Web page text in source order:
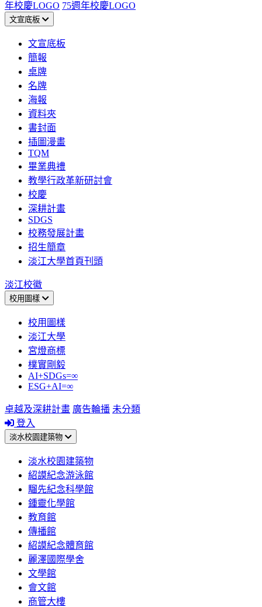
年校慶LOGO 75週年校慶LOGO
文宣底板
文宣底板
簡報
桌牌
名牌
海報
資料夾
書封面
插圖漫畫
TQM
畢業典禮
教學行政革新研討會
校慶
深耕計畫
SDGS
校務發展計畫
招生簡章
淡江大學首頁刊頭
淡江校徽
校用圖樣
校用圖樣
淡江大學
宮燈商標
樸實剛毅
AI+SDGs=∞
ESG+AI=∞
卓越及深耕計畫 廣告輪播 未分類
登入
淡水校園建築物
淡水校園建築物
紹謨紀念游泳館
騮先紀念科學館
鍾靈化學館
教育館
傳播館
紹謨紀念體育館
麗澤國際學舍
文學館
會文館
商管大樓